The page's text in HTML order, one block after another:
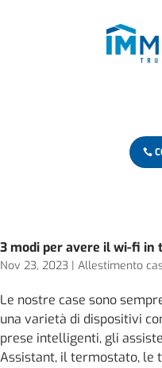
3 modi per avere il wi-fi in
Nov 23, 2023 | Allestimento
Le nostre case sono
una varietà di dispositivi
prese intelligenti, gli
Assistant, il termostato, le